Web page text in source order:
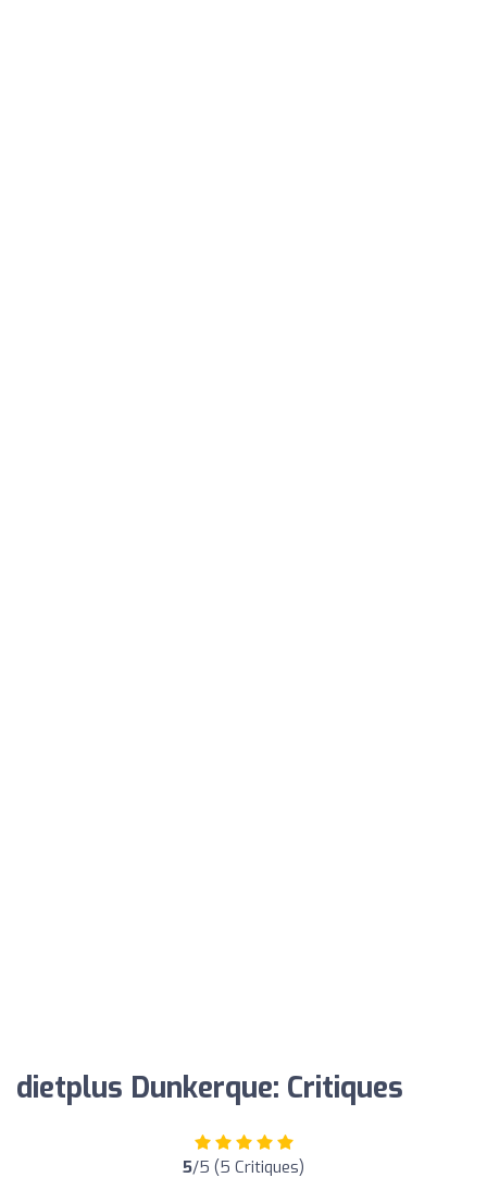
dietplus Dunkerque: Critiques
5/5 (5 Critiques)